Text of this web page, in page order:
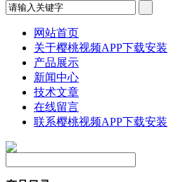
网站首页
关于樱桃视频APP下载安装
产品展示
新闻中心
技术文章
在线留言
联系樱桃视频APP下载安装